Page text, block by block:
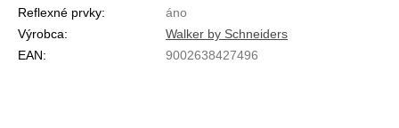
Reflexné prvky:
áno
Výrobca:
Walker by Schneiders
EAN:
9002638427496